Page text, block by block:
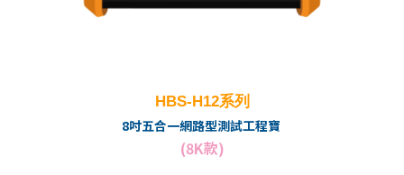
HBS-H12系列
8吋五合一網路型測試工程寶
(8K款)